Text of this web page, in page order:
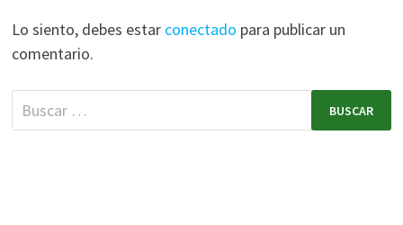
Lo siento, debes estar conectado para publicar un
comentario.